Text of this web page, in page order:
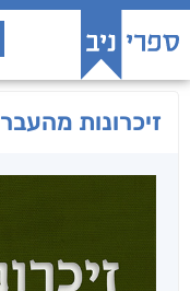
זיכרונות מהעבר